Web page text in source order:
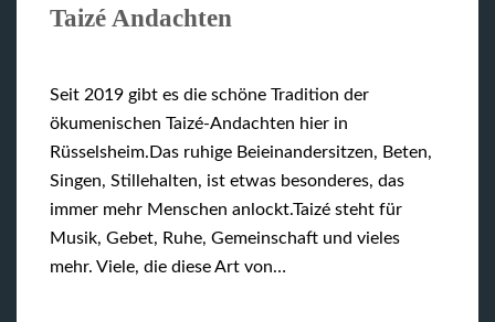
Taizé Andachten
Seit 2019 gibt es die schöne Tradition der
ökumenischen Taizé-Andachten hier in
Rüsselsheim.Das ruhige Beieinandersitzen, Beten,
Singen, Stillehalten, ist etwas besonderes, das
immer mehr Menschen anlockt.Taizé steht für
Musik, Gebet, Ruhe, Gemeinschaft und vieles
mehr. Viele, die diese Art von…